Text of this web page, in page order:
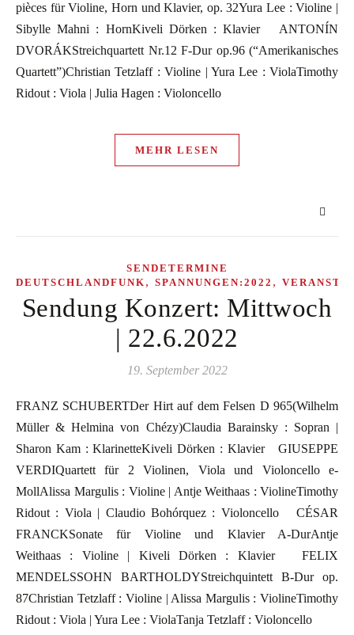
pièces für Violine, Horn und Klavier, op. 32Yura Lee : Violine |
Sibylle Mahni : HornKiveli Dörken : Klavier ANTONÍN
DVORÁKStreichquartett Nr.12 F-Dur op.96 (“Amerikanisches
Quartett”)Christian Tetzlaff : Violine | Yura Lee : ViolaTimothy
Ridout : Viola | Julia Hagen : Violoncello
MEHR LESEN
SENDETERMINE
DEUTSCHLANDFUNK , SPANNUNGEN:2022 ,
Sendung Konzert: Mittwoch
| 22.6.2022
19. September 2022
FRANZ SCHUBERTDer Hirt auf dem Felsen D 965(Wilhelm
Müller & Helmina von Chézy)Claudia Barainsky : Sopran |
Sharon Kam : KlarinetteKiveli Dörken : Klavier GIUSEPPE
VERDIQuartett für 2 Violinen, Viola und Violoncello e-
MollAlissa Margulis : Violine | Antje Weithaas : ViolineTimothy
Ridout : Viola | Claudio Bohórquez : Violoncello CÉSAR
FRANCKSonate für Violine und Klavier A-DurAntje
Weithaas : Violine | Kiveli Dörken : Klavier FELIX
MENDELSSOHN BARTHOLDYStreichquintett B-Dur op.
87Christian Tetzlaff : Violine | Alissa Margulis : ViolineTimothy
Ridout : Viola | Yura Lee : ViolaTanja Tetzlaff : Violoncello